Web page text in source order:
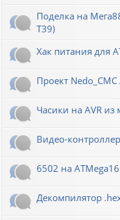
Поделка на
T39)
Хак питания для
Проект
Часики на AVR из
Видео-
6502 на ATMega16
Декомпилятор